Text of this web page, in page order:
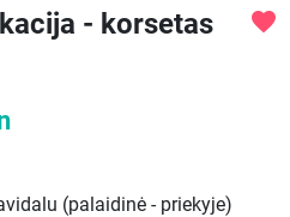
- korsetas favorite
(palaidinė - priekyje)